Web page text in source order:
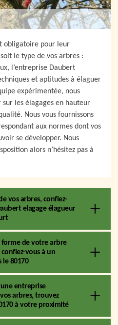
obligatoire pour leur
le type de vos arbres :
l’entreprise Daubert
et aptitudes à élaguer
expérimentée, nous
les élagages en hauteur
Nous vous fournissons
aux normes dont vos
se développer. Nous
alors n’hésitez pas à
vos arbres, confiez-
elagage élagueur
forme de votre arbre
vous à un
le 80170
entreprise
arbres, trouvez
à votre proximité